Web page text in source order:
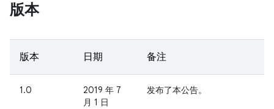
版本
版本 日期 备注
1.0
2019 年 7
月 1 日
发布了本公告。